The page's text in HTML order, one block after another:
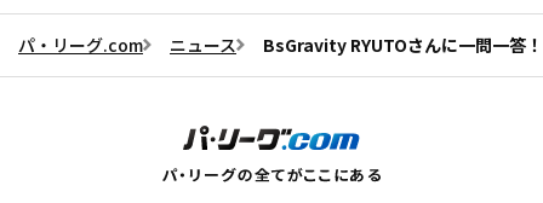
パ・リーグ.com ニュース BsGravity RYUTOさんに一問一答